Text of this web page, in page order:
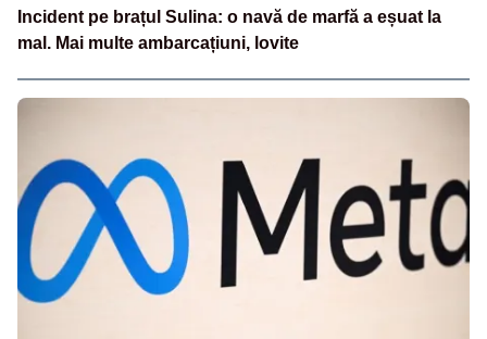
Incident pe brațul Sulina: o navă de marfă a eșuat la
mal. Mai multe ambarcațiuni, lovite